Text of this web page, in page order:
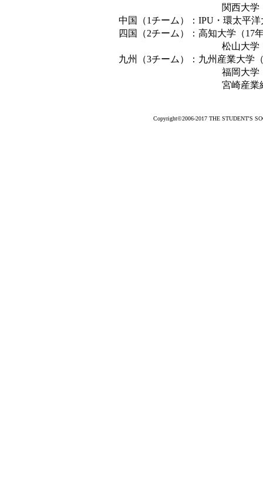
関西大学（2年連
中国（1チーム）：IPU・環太平洋
四国（2チーム）：高知大学（17
松山大学（2年連
九州（3チーム）：九州産業大学（
福岡大学（2年ぶ
宮崎産業経営大
Copyright©2006-2017 THE STUDENT'S